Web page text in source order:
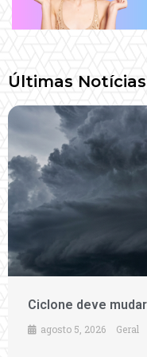
Últimas
Ciclone deve
agosto 5, 2026 Geral